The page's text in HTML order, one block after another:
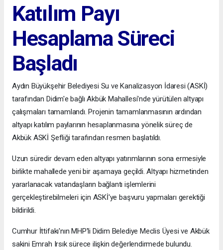
Katılım Payı
Hesaplama Süreci
Başladı
Aydın Büyükşehir Belediyesi Su ve Kanalizasyon İdaresi (ASKİ)
tarafından Didim'e bağlı Akbük Mahallesi'nde yürütülen altyapı
çalışmaları tamamlandı. Projenin tamamlanmasının ardından
altyapı katılım paylarının hesaplanmasına yönelik süreç de
Akbük ASKİ Şefliği tarafından resmen başlatıldı.
Uzun süredir devam eden altyapı yatırımlarının sona ermesiyle
birlikte mahallede yeni bir aşamaya geçildi. Altyapı hizmetinden
yararlanacak vatandaşların bağlantı işlemlerini
gerçekleştirebilmeleri için ASKİ'ye başvuru yapmaları gerektiği
bildirildi.
Cumhur İttifakı'nın MHP'li Didim Belediye Meclis Üyesi ve Akbük
sakini Emrah Irsık sürece ilişkin değerlendirmede bulundu.